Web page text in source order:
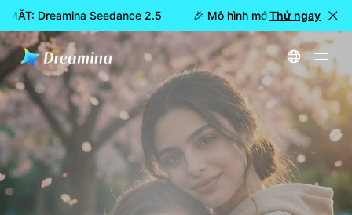
Dreamina Seedance 2.5 🎉 Mô hình mới đã RA MẮT:
Thử ngay
Trang chủ